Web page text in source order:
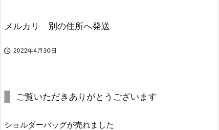
メルカリ 別の住所へ発送
 2022年4月30日
ご覧いただきありがとうございます
ショルダーバッグが売れました